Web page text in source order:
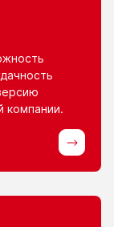
компании.